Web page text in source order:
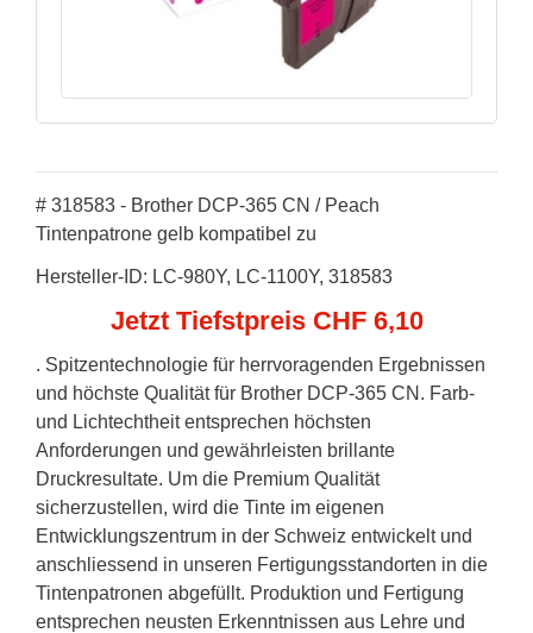
# 318583 - Brother DCP-365 CN / Peach
Tintenpatrone gelb kompatibel zu
Hersteller-ID: LC-980Y, LC-1100Y, 318583
Jetzt Tiefstpreis CHF 6,10
. Spitzentechnologie für herrvoragenden Ergebnissen
und höchste Qualität für Brother DCP-365 CN. Farb-
und Lichtechtheit entsprechen höchsten
Anforderungen und gewährleisten brillante
Druckresultate. Um die Premium Qualität
sicherzustellen, wird die Tinte im eigenen
Entwicklungszentrum in der Schweiz entwickelt und
anschliessend in unseren Fertigungsstandorten in die
Tintenpatronen abgefüllt. Produktion und Fertigung
entsprechen neusten Erkenntnissen aus Lehre und